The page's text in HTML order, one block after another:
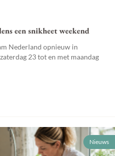
een snikheet weekend
Nederland opnieuw in
23 tot en met maandag
Nieuws